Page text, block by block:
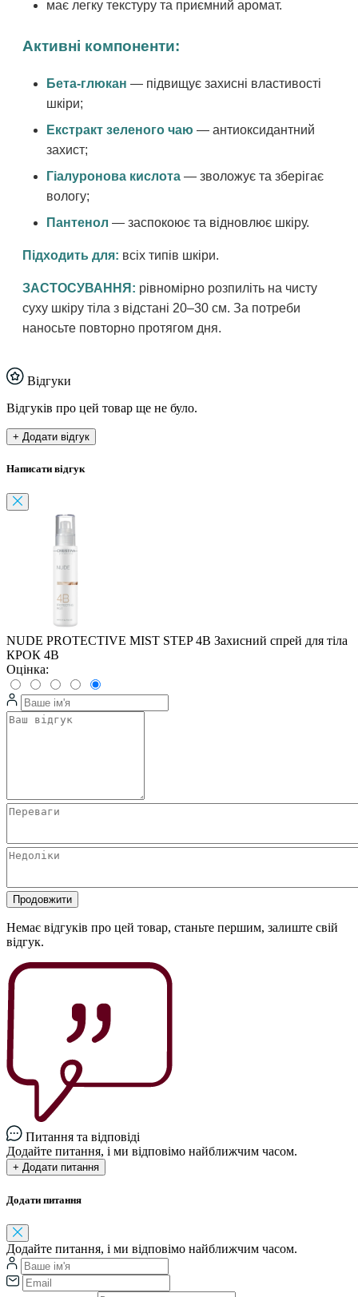
має легку текстуру та приємний аромат.
Активні компоненти:
Бета-глюкан — підвищує захисні властивості
шкіри;
Екстракт зеленого чаю — антиоксидантний
захист;
Гіалуронова кислота — зволожує та зберігає
вологу;
Пантенол — заспокоює та відновлює шкіру.
Підходить для: всіх типів шкіри.
ЗАСТОСУВАННЯ: рівномірно розпиліть на чисту
суху шкіру тіла з відстані 20–30 см. За потреби
наносьте повторно протягом дня.
Відгуки
Відгуків про цей товар ще не було.
+ Додати відгук
Написати відгук
NUDE PROTECTIVE MIST STEP 4B Захисний спрей для тіла
КРОК 4В
Оцінка:
Продовжити
Немає відгуків про цей товар, станьте першим, залиште свій
відгук.
Питання та відповіді
Додайте питання, і ми відповімо найближчим часом.
+ Додати питання
Додати питання
Додайте питання, і ми відповімо найближчим часом.